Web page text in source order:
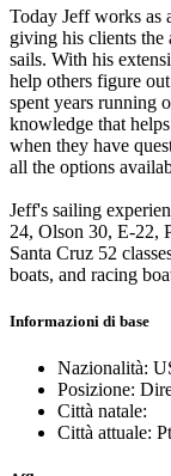
Today Jeff works as
giving his clients the
sails. With his
help others figure
spent years running
knowledge that
when they have
all the options
Jeff's sailing
24, Olson 30, E-22,
Santa Cruz 52
boats, and racing
Informazioni di base
Nazionalità:
Posizione:
Città natale:
Città attuale: